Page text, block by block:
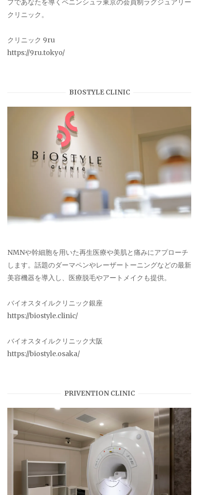
プであなたを導くペニンシュラ東京の会員制ラグジュアリー
クリニック。
クリニック 9ru
https://9ru.tokyo/
BIOSTYLE CLINIC
NMNや幹細胞を用いた再生医療や美肌と痛みにアプローチ
します。話題のダーマペンやレーザートーニングなどの最新
美容機器を導入し、医療脱毛やアートメイクも提供。
バイオスタイルクリニック銀座
https://biostyle.clinic/
バイオスタイルクリニック大阪
https://biostyle.osaka/
PRIVENTION CLINIC